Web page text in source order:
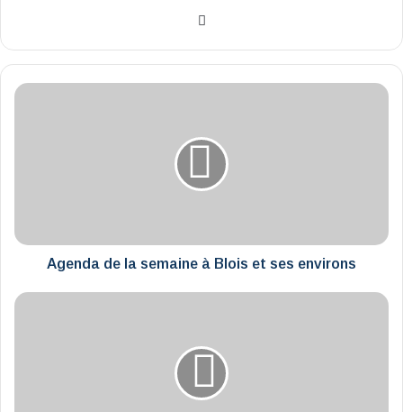
Agenda
environs
Agenda de la semaine à Blois et ses environs
Cette